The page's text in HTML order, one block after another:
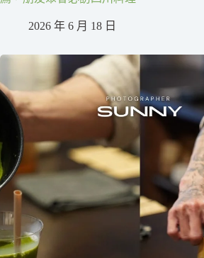
2026 年 6 月 18 日